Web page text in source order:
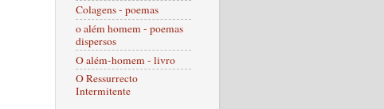
Colagens - poemas
o além homem - poemas
dispersos
O além-homem - livro
O Ressurrecto
Intermitente